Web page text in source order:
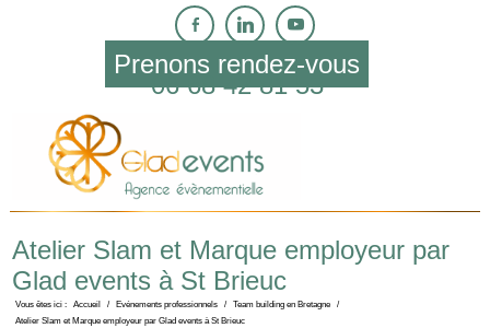
Prenons rendez-vous
06 68 42 81 53
Atelier Slam et Marque employeur par
Glad events à St Brieuc
Vous êtes ici : Accueil / Evénements professionnels / Team building en Bretagne
/
Atelier Slam et Marque employeur par Glad events à St Brieuc